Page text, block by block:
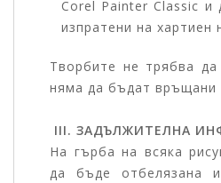
Corel Painter Classic и
изпратени на хартиен
Творбите не трябва
няма да бъдат връщани
III. ЗАДЪЛЖИТЕЛНА
На гърба на всяка
да бъде отбелязана